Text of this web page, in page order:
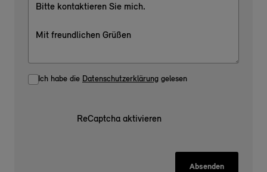
Ich habe die Datenschutzerklärung gelesen
ReCaptcha aktivieren
Absenden